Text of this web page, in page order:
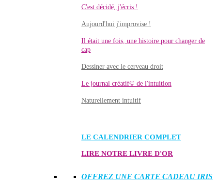
C'est décidé, j'écris !
Aujourd'hui j'improvise !
Il était une fois, une histoire pour changer de
cap
Dessiner avec le cerveau droit
Le journal créatif© de l'intuition
Naturellement intuitif
LE CALENDRIER COMPLET
LIRE NOTRE LIVRE D'OR
OFFREZ UNE CARTE CADEAU IRIS